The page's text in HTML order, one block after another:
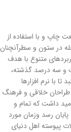
چاپ و با استفاده از
در ستون و سطرآنچنان
متنوع با هدف
و سه درصد گذشته،
با نرم افزارها
خلاقی و فرهنگ
داشت که تمام و
رسد وزمان مورد
پیوسته اهل دنیای